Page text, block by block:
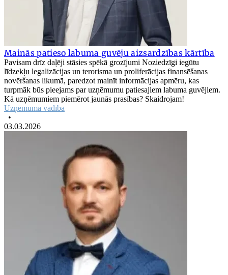
Mainās patieso labuma guvēju aizsardzības kārtība
Pavisam drīz daļēji stāsies spēkā grozījumi Noziedzīgi iegūtu
līdzekļu legalizācijas un terorisma un proliferācijas finansēšanas
novēršanas likumā, paredzot mainīt informācijas apmēru, kas
turpmāk būs pieejams par uzņēmumu patiesajiem labuma guvējiem.
Kā uzņēmumiem piemērot jaunās prasības? Skaidrojam!
Uzņēmuma vadība
•
03.03.2026